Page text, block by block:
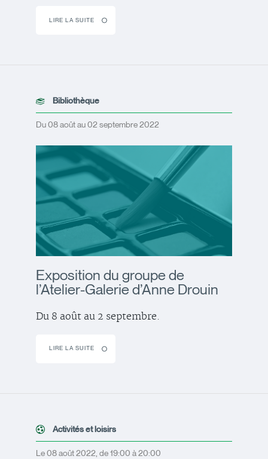
LIRE LA SUITE
Bibliothèque
Du 08 août au 02 septembre 2022
Exposition du groupe de
l’Atelier-Galerie d’Anne Drouin
Du 8 août au 2 septembre.
LIRE LA SUITE
Activités et loisirs
Le 08 août 2022, de 19:00 à 20:00